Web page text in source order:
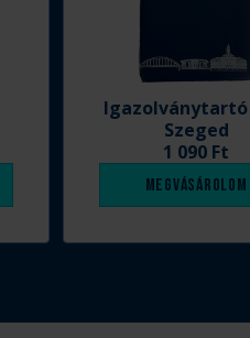
Szeged
1 090 Ft
Megvásárolom